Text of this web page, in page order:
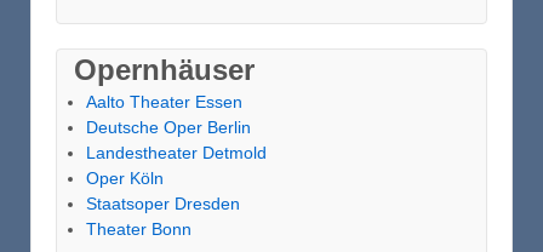
Opernhäuser
Aalto Theater Essen
Deutsche Oper Berlin
Landestheater Detmold
Oper Köln
Staatsoper Dresden
Theater Bonn